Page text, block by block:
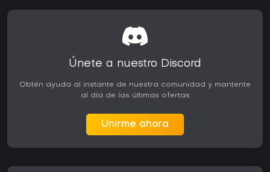
Únete a nuestro Discord
Obtén ayuda al instante de nuestra comunidad y mantente
al día de las últimas ofertas
Unirme ahora